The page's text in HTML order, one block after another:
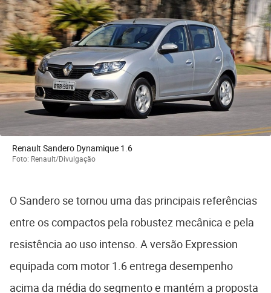
Renault Sandero Dynamique 1.6
Foto: Renault/Divulgação
O Sandero se tornou uma das principais referências
entre os compactos pela robustez mecânica e pela
resistência ao uso intenso. A versão Expression
equipada com motor 1.6 entrega desempenho
acima da média do segmento e mantém a proposta